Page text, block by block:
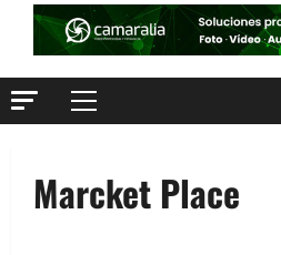
Marcket Place